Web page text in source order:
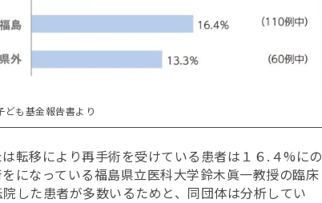
も基金報告書より
転移により再手術を受けている患者は１６.４%にの
になっている福島県立医科大学鈴木眞一教授の臨床
した患者が多数いるためと、同団体は分析してい